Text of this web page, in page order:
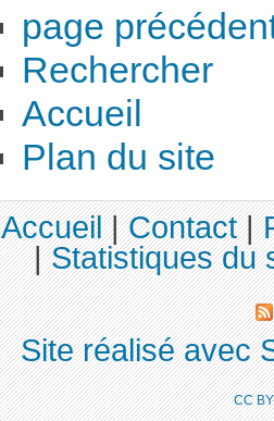
page
Rechercher
Accueil
Plan du site
Accueil|Contact|
|Statistiques du
Site réalisé avec
CC